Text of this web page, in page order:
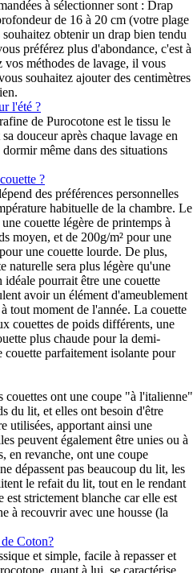
à sélectionner sont : Drap
de 16 à 20 cm (votre plage
obtenir un drap bien tendu
préférez plus d'abondance, c'est à
vos méthodes de lavage, il vous
souhaitez ajouter des centimètres
l'été ?
de Purocotone est le tissu le
douceur après chaque lavage en
même dans des situations
?
des préférences personnelles
habituelle de la chambre. Le
couette légère de printemps à
moyen, et de 200g/m² pour une
une couette lourde. De plus,
naturelle sera plus légère qu'une
pourrait être une couette
avoir un élément d'ameublement
tout moment de l'année. La couette
couettes de poids différents, une
plus chaude pour la demi-
parfaitement isolante pour
couettes ont une coupe "à l'italienne"
du lit, et elles ont besoin d'être
utilisées, apportant ainsi une
peuvent également être unies ou à
en revanche, ont une coupe
dépassent pas beaucoup du lit, les
le refait du lit, tout en le rendant
strictement blanche car elle est
à recouvrir avec une housse (la
Coton?
et simple, facile à repasser et
quant à lui, se caractérise